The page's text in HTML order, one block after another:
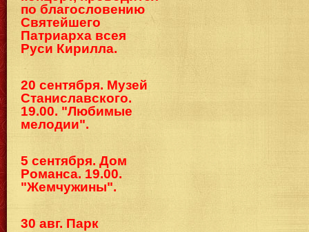
по благословению
Святейшего
Патриарха всея
Руси Кирилла.
20 сентября. Музей
Станиславского.
19.00. "Любимые
мелодии".
5 сентября. Дом
Романса. 19.00.
"Жемчужины".
30 авг. Парк